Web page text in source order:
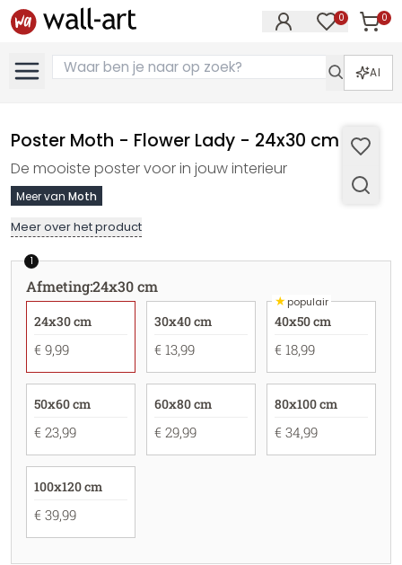
0 0
AI
Poster Moth - Flower Lady - 24x30 cm
De mooiste poster voor in jouw interieur
Meer van Moth
Meer over het product
1
Afmeting:24x30 cm
24x30 cm
€ 9,99
30x40 cm
€ 13,99
★populair
40x50 cm
€ 18,99
50x60 cm
€ 23,99
60x80 cm
€ 29,99
80x100 cm
€ 34,99
100x120 cm
€ 39,99